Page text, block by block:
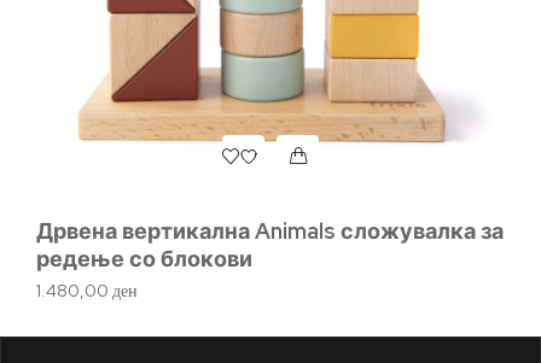
Дрвена вертикална Animals сложувалка за
редење со блокови
1.480,00 ден